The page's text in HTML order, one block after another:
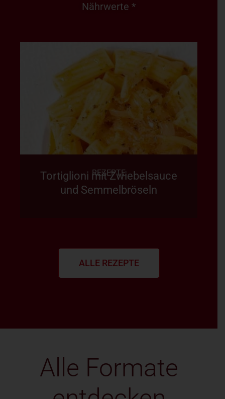
Nährwerte *
REZEPTE
Tortiglioni mit Zwiebelsauce
und Semmelbröseln
ALLE REZEPTE
Alle Formate